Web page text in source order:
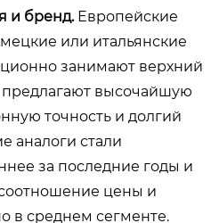
и бренд.Европейские
или итальянские
занимают верхний
высочайшую
точность и долгий
аналоги стали
за последние годы и
цены и
в среднем сегменте.